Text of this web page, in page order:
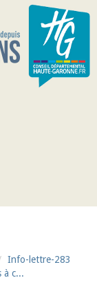
Info-lettre-283
à c...